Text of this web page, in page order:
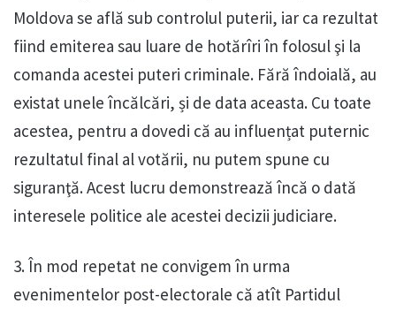
Moldova se află sub controlul puterii, iar ca rezultat
fiind emiterea sau luare de hotărîri în folosul şi la
comanda acestei puteri criminale. Fără îndoială, au
existat unele încălcări, și de data aceasta. Cu toate
acestea, pentru a dovedi că au influențat puternic
rezultatul final al votării, nu putem spune cu
siguranţă. Acest lucru demonstrează încă o dată
interesele politice ale acestei decizii judiciare.
3. În mod repetat ne convigem în urma
evenimentelor post-electorale că atît Partidul